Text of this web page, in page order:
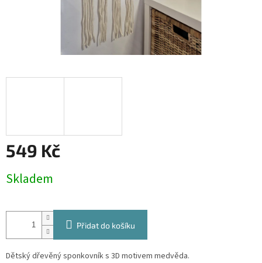
549 Kč
cena:
Skladem
Přidat do košíku
Dětský dřevěný sponkovník s 3D motivem medvěda.